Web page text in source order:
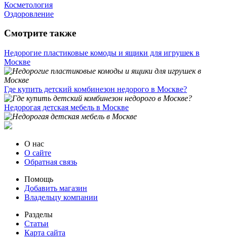
Косметология
Оздоровление
Смотрите также
Недорогие пластиковые комоды и ящики для игрушек в
Москве
Где купить детский комбинезон недорого в Москве?
Недорогая детская мебель в Москве
О нас
О сайте
Обратная связь
Помощь
Добавить магазин
Владельцу компании
Разделы
Статьи
Карта сайта